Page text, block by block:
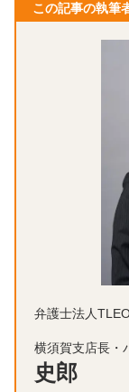
この記事の執筆
弁護士法人
横須賀支店長・
史郎